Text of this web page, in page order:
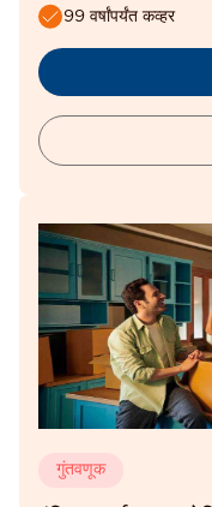
99 वर्षांपर्यंत कव्हर
गुंतवणूक